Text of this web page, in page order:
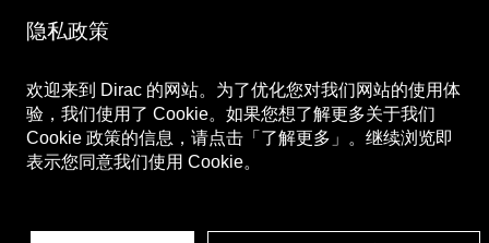
隐私政策
欢迎来到 Dirac 的网站。为了优化您对我们网站的使用体
验，我们使用了 Cookie。如果您想了解更多关于我们
Cookie 政策的信息，请点击「了解更多」。继续浏览即
表示您同意我们使用 Cookie。